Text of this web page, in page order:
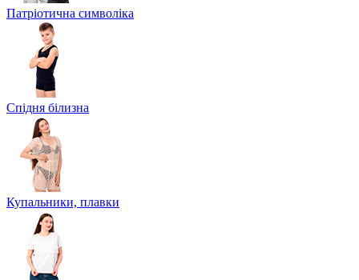
Патріотична символіка
Спідня білизна
Купальники, плавки